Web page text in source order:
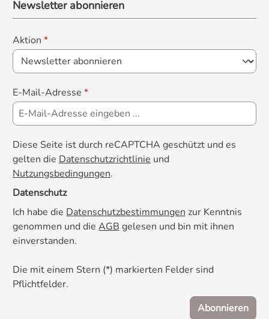
Newsletter abonnieren
Aktion *
E-Mail-Adresse *
Diese Seite ist durch reCAPTCHA geschützt und es
gelten die Datenschutzrichtlinie und
Nutzungsbedingungen.
Datenschutz
Ich habe die Datenschutzbestimmungen zur Kenntnis
genommen und die AGB gelesen und bin mit ihnen
einverstanden.
Die mit einem Stern (*) markierten Felder sind
Pflichtfelder.
Abonnieren